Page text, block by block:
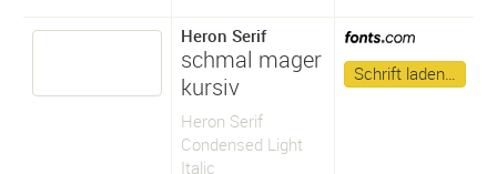
Heron Serif
schmal mager
kursiv
Heron Serif
Condensed Light
Italic
Schrift laden…